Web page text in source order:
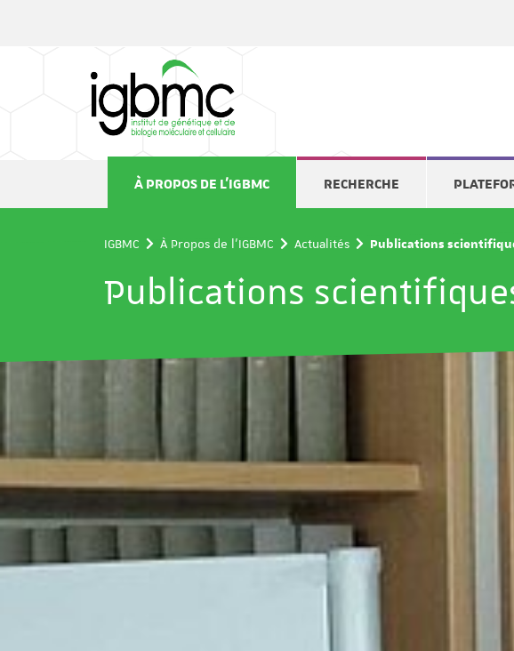
À PROPOS DE L'IGBMC RECHERCHE
IGBMC À Propos de l'IGBMC Actualités Publications
Publications